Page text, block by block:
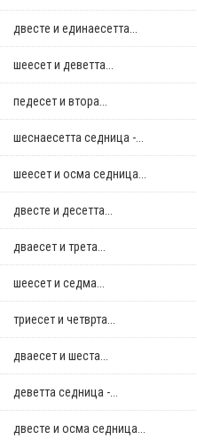
двестe и единаесетта...
шеесет и деветта...
педесет и втора...
шеснаесетта седница -...
шеесет и осма седница...
двестe и десетта...
дваесет и трета...
шеесет и седма...
триесет и четврта...
дваесет и шеста...
деветта седница -...
двестe и осма седница...